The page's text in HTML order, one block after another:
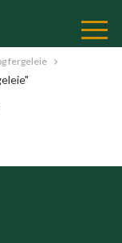
fergeleie